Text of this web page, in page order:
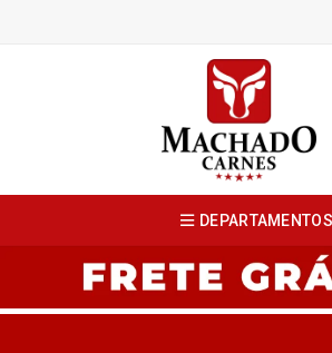
DEPARTAMENTOS